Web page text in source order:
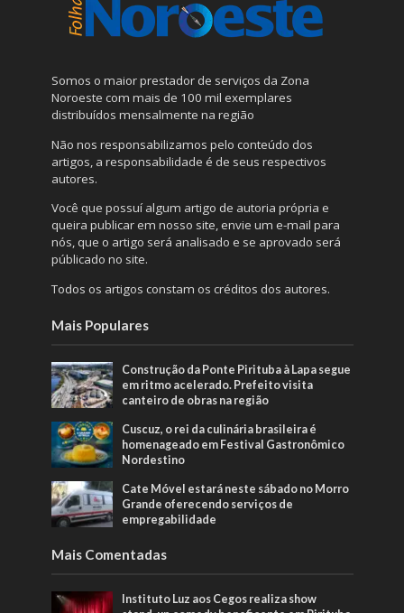
Somos o maior prestador de serviços da Zona
Noroeste com mais de 100 mil exemplares
distribuídos mensalmente na região
Não nos responsabilizamos pelo conteúdo dos
artigos, a responsabilidade é de seus respectivos
autores.
Você que possuí algum artigo de autoria própria e
queira publicar em nosso site, envie um e-mail para
nós, que o artigo será analisado e se aprovado será
públicado no site.
Todos os artigos constam os créditos dos autores.
Mais Populares
Construção da Ponte Pirituba à Lapa segue
em ritmo acelerado. Prefeito visita
canteiro de obras na região
Cuscuz, o rei da culinária brasileira é
homenageado em Festival Gastronômico
Nordestino
Cate Móvel estará neste sábado no Morro
Grande oferecendo serviços de
empregabilidade
Mais Comentadas
Instituto Luz aos Cegos realiza show